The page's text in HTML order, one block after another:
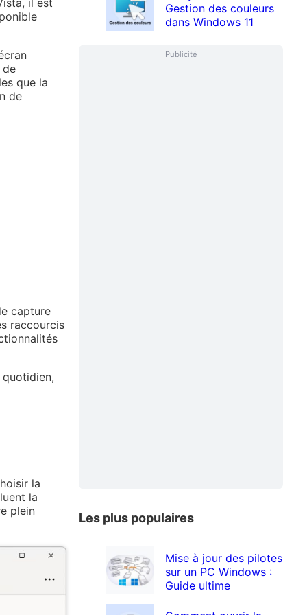
de
que la
de
capture
raccourcis
quotidien,
la
la
plein
Gestion des couleurs
dans Windows 11
Publicité
Les plus populaires
Mise à jour des pilotes
sur un PC Windows :
Guide ultime